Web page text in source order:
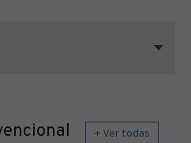
+ Ver todas